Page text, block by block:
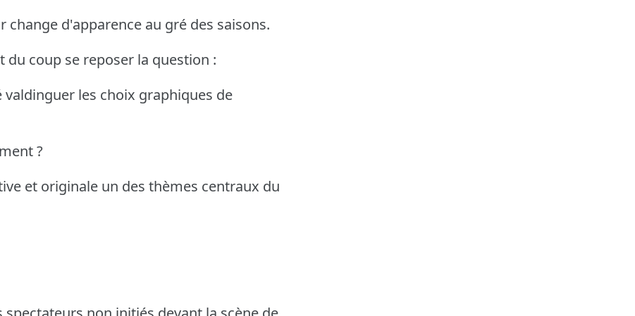
change d'apparence au gré des saisons.
du coup se reposer la question :
les choix graphiques de
?
et originale un des thèmes centraux du